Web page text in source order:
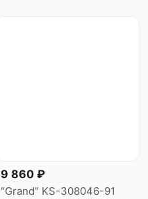
9 860 ₽
"Grand" KS-308046-91